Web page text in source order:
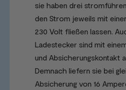
sie haben drei
den Strom jeweils mit
230 Volt fließen lassen.
Ladestecker sind mit
und Absicherungskontakt
Demnach liefern sie bei
Absicherung von 16